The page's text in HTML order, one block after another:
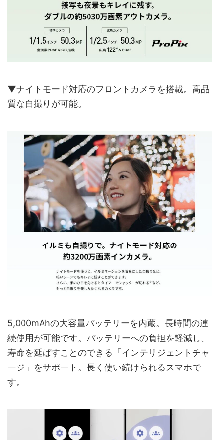
▼ナイトモード対応のフロントカメラを搭載。高品
質な自撮りが可能。
5,000mAhの大容量バッテリーを内蔵。長時間の連
続使用が可能です。バッテリーへの負担を軽減し、
寿命を延ばすことのできる「インテリジェントチャ
ージ」をサポート。長く使い続けられるスマホで
す。